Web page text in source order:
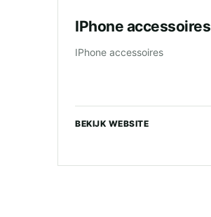
IPhone accessoires
IPhone accessoires
BEKIJK WEBSITE